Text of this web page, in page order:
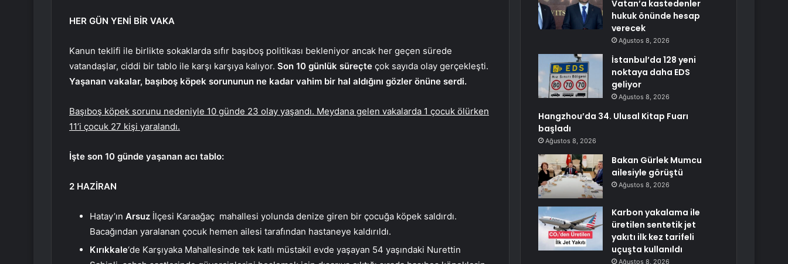
HER GÜN YENİ BİR VAKA
Kanun teklifi ile birlikte sokaklarda sıfır başıboş politikası bekleniyor ancak her geçen sürede
vatandaşlar, ciddi bir tablo ile karşı karşıya kalıyor. Son 10 günlük süreçte çok sayıda olay gerçekleşti.
Yaşanan vakalar, başıboş köpek sorununun ne kadar vahim bir hal aldığını gözler önüne serdi.
Başıboş köpek sorunu nedeniyle 10 günde 23 olay yaşandı. Meydana gelen vakalarda 1 çocuk ölürken
11’i çocuk 27 kişi yaralandı.
İşte son 10 günde yaşanan acı tablo:
2 HAZİRAN
Hatay’ın Arsuz İlçesi Karaağaç mahallesi yolunda denize giren bir çocuğa köpek saldırdı.
Bacağından yaralanan çocuk hemen ailesi tarafından hastaneye kaldırıldı.
Kırıkkale‘de Karşıyaka Mahallesinde tek katlı müstakil evde yaşayan 54 yaşındaki Nurettin
Vatan’a kastedenler
hukuk önünde hesap
verecek
Ağustos 8, 2026
İstanbul’da 128 yeni
noktaya daha EDS
geliyor
Ağustos 8, 2026
Hangzhou’da 34. Ulusal Kitap Fuarı
başladı
Ağustos 8, 2026
Bakan Gürlek Mumcu
ailesiyle görüştü
Ağustos 8, 2026
Karbon yakalama ile
üretilen sentetik jet
yakıtı ilk kez tarifeli
uçuşta kullanıldı
Ağustos 8, 2026